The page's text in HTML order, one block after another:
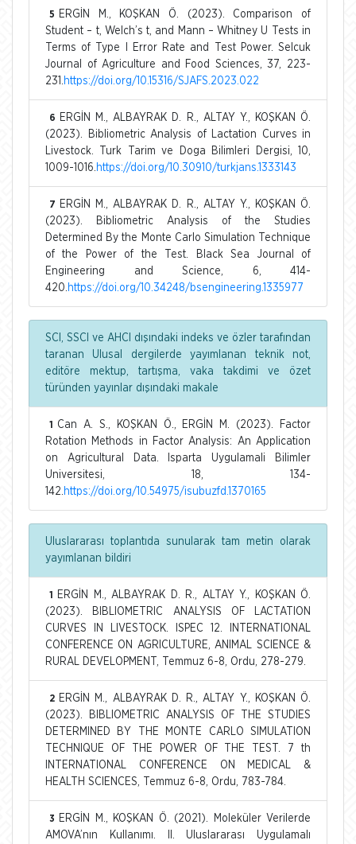
5
ERGİN M., KOŞKAN Ö. (2023). Comparison of
Student – t, Welch’s t, and Mann – Whitney U Tests in
Terms of Type I Error Rate and Test Power. Selcuk
Journal of Agriculture and Food Sciences, 37, 223-
231. https://doi.org/10.15316/SJAFS.2023.022
6
ERGİN M., ALBAYRAK D. R., ALTAY Y., KOŞKAN Ö.
(2023). Bibliometric Analysis of Lactation Curves in
Livestock. Turk Tarim ve Doga Bilimleri Dergisi, 10,
1009-1016. https://doi.org/10.30910/turkjans.1333143
7
ERGİN M., ALBAYRAK D. R., ALTAY Y., KOŞKAN Ö.
(2023). Bibliometric Analysis of the Studies
Determined By the Monte Carlo Simulation Technique
of the Power of the Test. Black Sea Journal of
Engineering and Science, 6, 414-
420. https://doi.org/10.34248/bsengineering.1335977
SCI, SSCI ve AHCI dışındaki indeks ve özler tarafından
taranan Ulusal dergilerde yayımlanan teknik not,
editöre mektup, tartışma, vaka takdimi ve özet
türünden yayınlar dışındaki makale
1
Can A. S., KOŞKAN Ö., ERGİN M. (2023). Factor
Rotation Methods in Factor Analysis: An Application
on Agricultural Data. Isparta Uygulamali Bilimler
Universitesi, 18, 134-
142. https://doi.org/10.54975/isubuzfd.1370165
Uluslararası toplantıda sunularak tam metin olarak
yayımlanan bildiri
1
ERGİN M., ALBAYRAK D. R., ALTAY Y., KOŞKAN Ö.
(2023). BIBLIOMETRIC ANALYSIS OF LACTATION
CURVES IN LIVESTOCK. ISPEC 12. INTERNATIONAL
CONFERENCE ON AGRICULTURE, ANIMAL SCIENCE &
RURAL DEVELOPMENT, Temmuz 6-8, Ordu, 278-279.
2 ERGİN M., ALBAYRAK D. R., ALTAY Y., KOŞKAN Ö.
(2023). BIBLIOMETRIC ANALYSIS OF THE STUDIES
DETERMINED BY THE MONTE CARLO SIMULATION
TECHNIQUE OF THE POWER OF THE TEST. 7 th
INTERNATIONAL CONFERENCE ON MEDICAL &
HEALTH SCIENCES, Temmuz 6-8, Ordu, 783-784.
3
ERGİN M., KOŞKAN Ö. (2021). Moleküler Verilerde
AMOVA’nın Kullanımı. II. Uluslararası Uygulamalı